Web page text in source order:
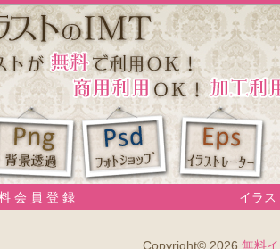
員 登 録 イラス
Copyright© 2026 無料